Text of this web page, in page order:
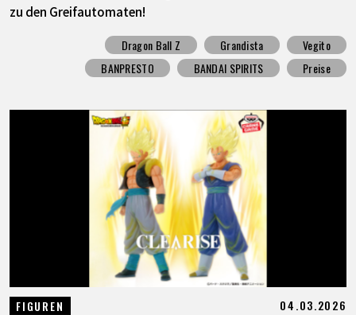
zu den Greifautomaten!
Dragon Ball Z Grandista
Vegito
BANPRESTO
BANDAI SPIRITS Preise
FIGUREN 04.03.2026